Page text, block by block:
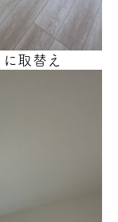
に取替え